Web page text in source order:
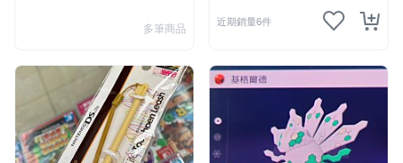
多筆商品 近期銷量6件